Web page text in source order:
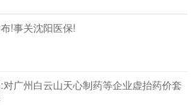
!事关沈阳医保!
对广州白云山天心制药等企业虚抬药价套